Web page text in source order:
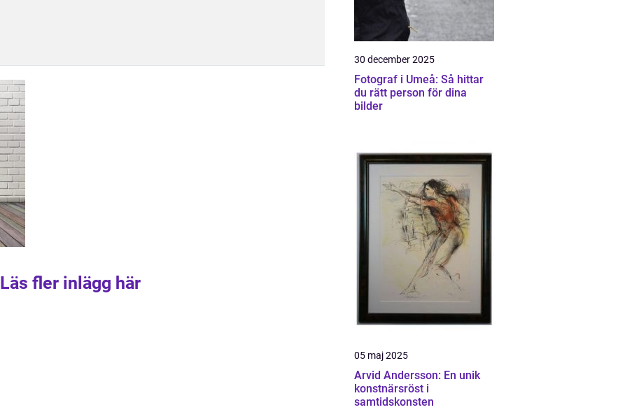
Läs fler inlägg här
30 december 2025
Fotograf i Umeå: Så hittar
du rätt person för dina
bilder
05 maj 2025
Arvid Andersson: En unik
konstnärsröst i
samtidskonsten